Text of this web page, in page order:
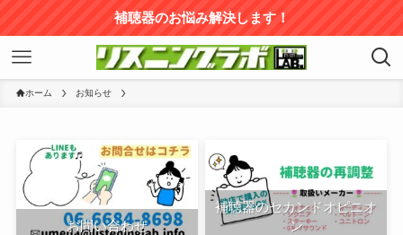
補聴器のお悩み解決します！
ホーム お知らせ
お問い合わせ
補聴器のセカンドオピニオ
ン